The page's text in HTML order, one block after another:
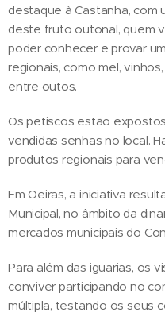
destaque à Castanha, com
deste fruto outonal, quem
poder conhecer e provar
regionais, como mel,
entre outos.
Os petiscos estão
vendidas senhas no local.
produtos regionais para
Em Oeiras, a iniciativa
Municipal, no âmbito da
mercados municipais do
Para além das iguarias, os
conviver participando no
múltipla, testando os seus